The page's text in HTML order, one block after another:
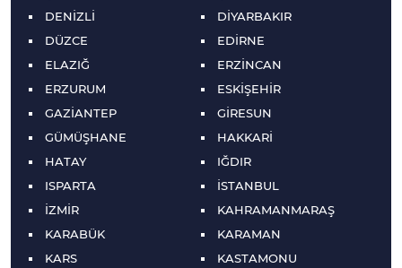
DENİZLİ
DİYARBAKIR
DÜZCE
EDİRNE
ELAZIĞ
ERZİNCAN
ERZURUM
ESKİŞEHİR
GAZİANTEP
GİRESUN
GÜMÜŞHANE
HAKKARİ
HATAY
IĞDIR
ISPARTA
İSTANBUL
İZMİR
KAHRAMANMARAŞ
KARABÜK
KARAMAN
KARS
KASTAMONU